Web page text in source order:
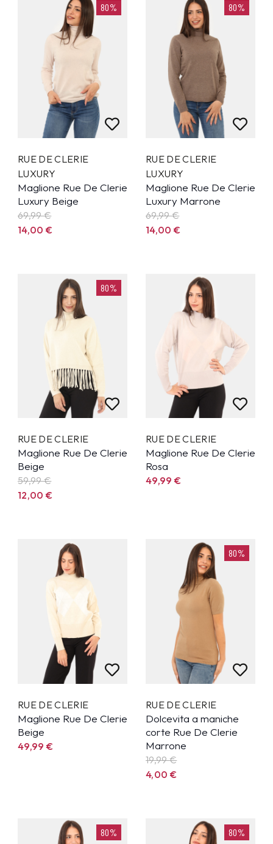
80%
RUE DE CLERIE
LUXURY
Maglione Rue De Clerie
Luxury Beige
69,99€
14,00€
80%
RUE DE CLERIE
LUXURY
Maglione Rue De Clerie
Luxury Marrone
69,99€
14,00€
80%
RUE DE CLERIE
Maglione Rue De Clerie
Beige
59,99€
12,00€
RUE DE CLERIE
Maglione Rue De Clerie
Rosa
49,99€
RUE DE CLERIE
Maglione Rue De Clerie
Beige
49,99€
80%
RUE DE CLERIE
Dolcevita a maniche
corte Rue De Clerie
Marrone
19,99€
4,00 €
80% 80%